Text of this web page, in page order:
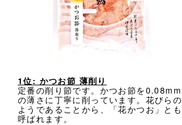
1位: かつお節 薄削り
定番の削り節です。かつお節を0.08mm
の薄さに丁寧に削っています。花びらの
ようであることから、「花かつお」とも
呼ばれます。